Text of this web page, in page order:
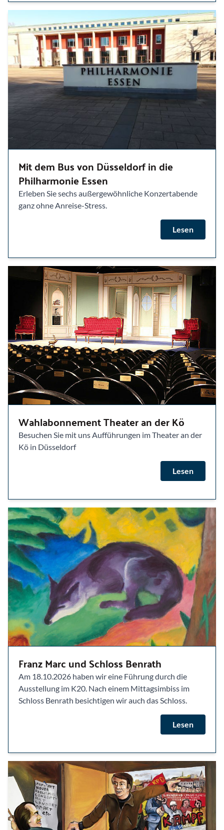
Mit dem Bus von Düsseldorf in die
Philharmonie Essen
Erleben Sie sechs außergewöhnliche Konzertabende
ganz ohne Anreise-Stress.
Lesen
Wahlabonnement Theater an der Kö
Besuchen Sie mit uns Aufführungen im Theater an der
Kö in Düsseldorf
Lesen
Franz Marc und Schloss Benrath
Am 18.10.2026 haben wir eine Führung durch die
Ausstellung im K20. Nach einem Mittagsimbiss im
Schloss Benrath besichtigen wir auch das Schloss.
Lesen